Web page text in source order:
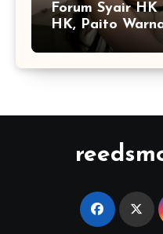
Forum Syair
HK, Paito
Harian